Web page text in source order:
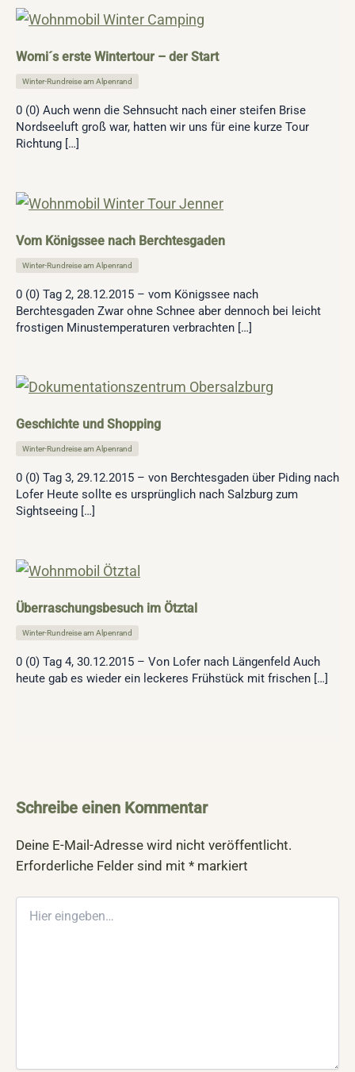
Womi´s erste Wintertour – der Start
Winter-Rundreise am Alpenrand
0 (0) Auch wenn die Sehnsucht nach einer steifen Brise
Nordseeluft groß war, hatten wir uns für eine kurze Tour
Richtung […]
Vom Königssee nach Berchtesgaden
Winter-Rundreise am Alpenrand
0 (0) Tag 2, 28.12.2015 – vom Königssee nach
Berchtesgaden Zwar ohne Schnee aber dennoch bei leicht
frostigen Minustemperaturen verbrachten […]
Geschichte und Shopping
Winter-Rundreise am Alpenrand
0 (0) Tag 3, 29.12.2015 – von Berchtesgaden über Piding nach
Lofer Heute sollte es ursprünglich nach Salzburg zum
Sightseeing […]
Überraschungsbesuch im Ötztal
Winter-Rundreise am Alpenrand
0 (0) Tag 4, 30.12.2015 – Von Lofer nach Längenfeld Auch
heute gab es wieder ein leckeres Frühstück mit frischen […]
Schreibe einen Kommentar
Deine E-Mail-Adresse wird nicht veröffentlicht.
Erforderliche Felder sind mit * markiert
eingeben…